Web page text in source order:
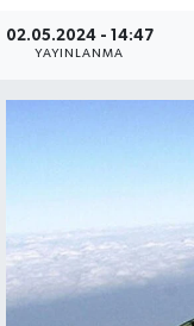
02.05.2024 - 14:47
YAYINLANMA